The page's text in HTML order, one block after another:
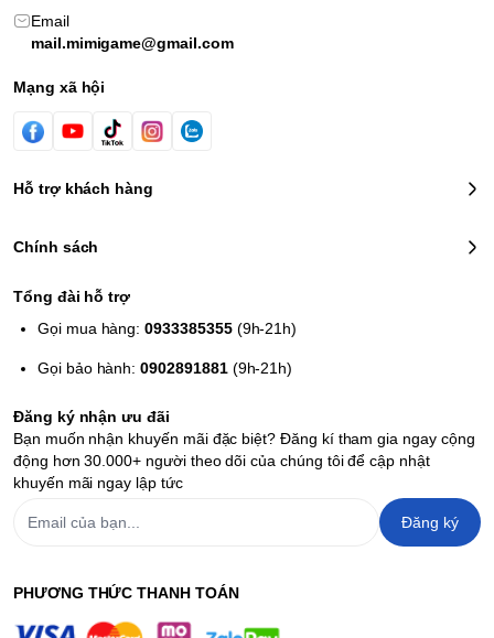
Email
mail.mimigame@gmail.com
Mạng xã hội
Hỗ trợ khách hàng
Chính sách
Tổng đài hỗ trợ
Gọi mua hàng:0933385355(9h-21h)
Gọi bảo hành:0902891881(9h-21h)
Đăng ký nhận ưu đãi
Bạn muốn nhận khuyến mãi đặc biệt? Đăng kí tham gia ngay cộng
động hơn 30.000+ người theo dõi của chúng tôi để cập nhật
khuyến mãi ngay lập tức
Đăng ký
PHƯƠNG THỨC THANH TOÁN